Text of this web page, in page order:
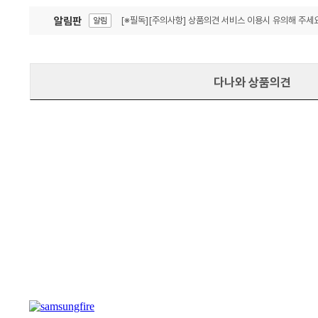
알림판 알림 [※필독][주의사항] 상품의견 서비스 이용시 유의해 주세
다나와 상품의견